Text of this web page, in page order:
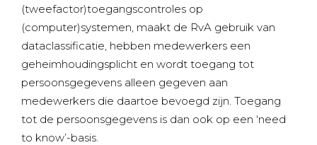
(tweefactor)toegangscontroles op
(computer)systemen, maakt de RvA gebruik van
dataclassificatie, hebben medewerkers een
geheimhoudingsplicht en wordt toegang tot
persoonsgegevens alleen gegeven aan
medewerkers die daartoe bevoegd zijn. Toegang
tot de persoonsgegevens is dan ook op een ‘need
to know’-basis.